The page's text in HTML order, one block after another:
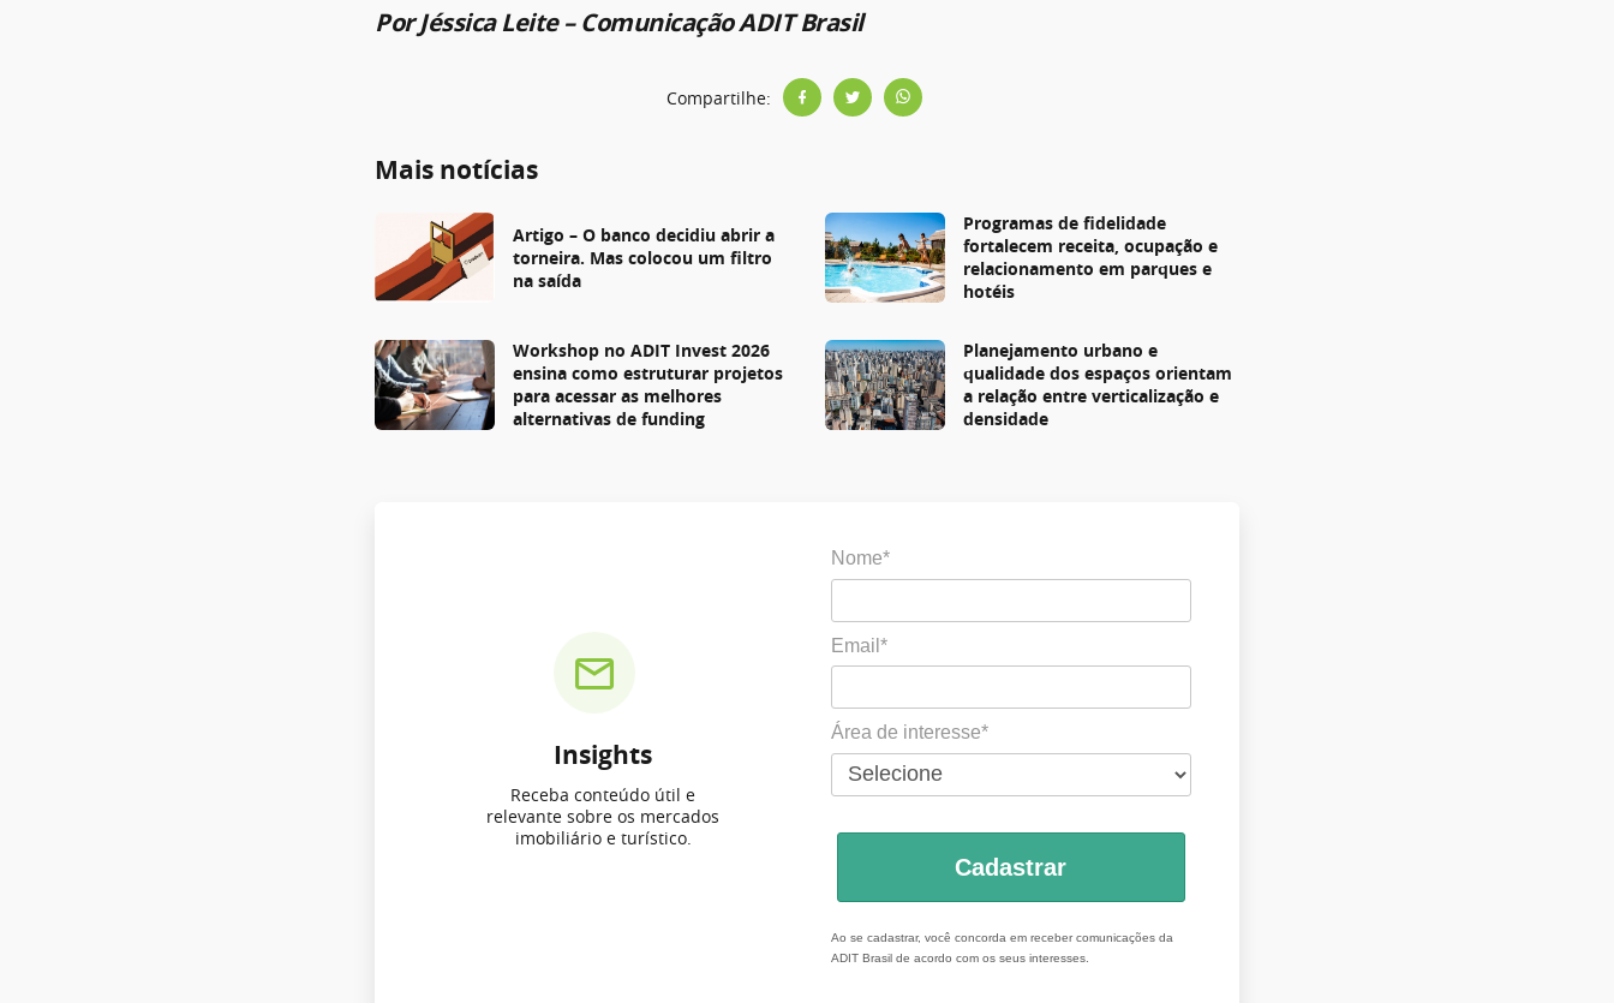
Por Jéssica Leite – Comunicação ADIT Brasil
Compartilhe:
Mais notícias
Artigo – O banco decidiu abrir a
torneira. Mas colocou um filtro
na saída
Programas de fidelidade
fortalecem receita, ocupação e
relacionamento em parques e
hotéis
Workshop no ADIT Invest 2026
ensina como estruturar projetos
para acessar as melhores
alternativas de funding
Planejamento urbano e
qualidade dos espaços orientam
a relação entre verticalização e
densidade
Insights
Receba conteúdo útil e
relevante sobre os mercados
imobiliário e turístico.
Nome*
Email*
Área de interesse*
Cadastrar
Ao se cadastrar, você concorda em receber comunicações da
ADIT Brasil de acordo com os seus interesses.